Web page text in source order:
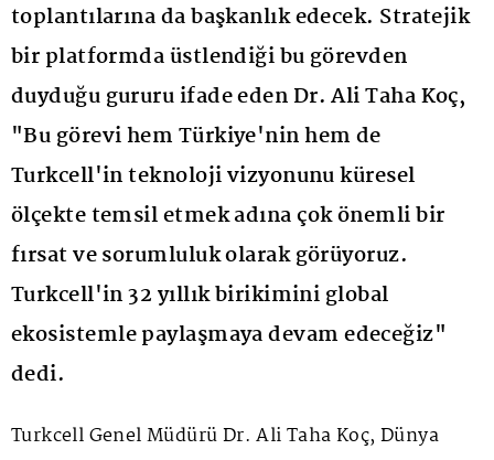
toplantılarına da başkanlık edecek. Stratejik
bir platformda üstlendiği bu görevden
duyduğu gururu ifade eden Dr. Ali Taha Koç,
"Bu görevi hem Türkiye'nin hem de
Turkcell'in teknoloji vizyonunu küresel
ölçekte temsil etmek adına çok önemli bir
fırsat ve sorumluluk olarak görüyoruz.
Turkcell'in 32 yıllık birikimini global
ekosistemle paylaşmaya devam edeceğiz"
dedi.
Turkcell Genel Müdürü Dr. Ali Taha Koç, Dünya